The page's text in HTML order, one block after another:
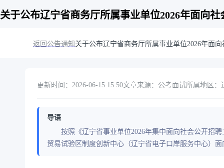
关于公布辽宁省商务厅所属事业单位2026年面向
返回公告通知 关于公布辽宁省商务厅所属事业单位2026年面
更新时间：2026-06-15 15:50文章来源：公考面试所属地区：
导语
按照《辽宁省事业单位2026年集中面向社会公开招聘
贸易试验区制度创新中心（辽宁省电子口岸服务中心）